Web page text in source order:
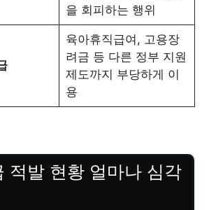
을 회피하는 행위
육아휴직급여, 고용장
려금 등 다른 정부 지원
제도까지 부당하게 이
용
적발 현황 얼마나 심각